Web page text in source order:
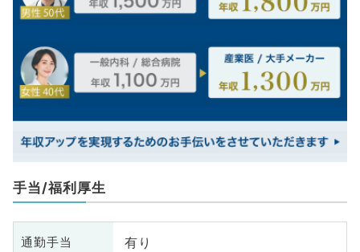
手当/福利厚生
通勤手当 有り